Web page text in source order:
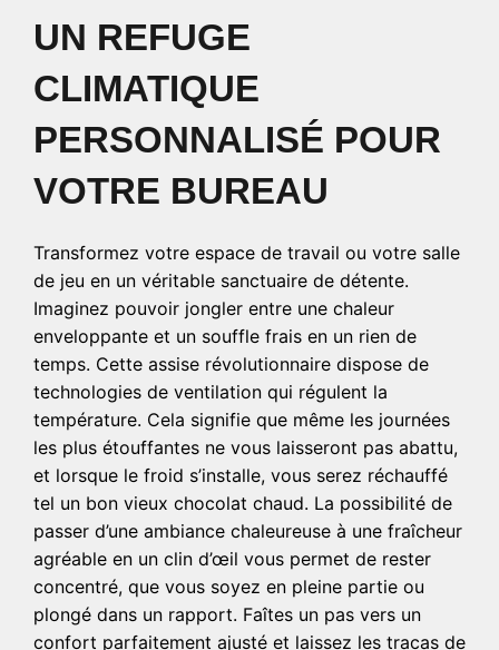
UN REFUGE
CLIMATIQUE
PERSONNALISÉ POUR
VOTRE BUREAU
Transformez votre espace de travail ou votre salle
de jeu en un véritable sanctuaire de détente.
Imaginez pouvoir jongler entre une chaleur
enveloppante et un souffle frais en un rien de
temps. Cette assise révolutionnaire dispose de
technologies de ventilation qui régulent la
température. Cela signifie que même les journées
les plus étouffantes ne vous laisseront pas abattu,
et lorsque le froid s’installe, vous serez réchauffé
tel un bon vieux chocolat chaud. La possibilité de
passer d’une ambiance chaleureuse à une fraîcheur
agréable en un clin d’œil vous permet de rester
concentré, que vous soyez en pleine partie ou
plongé dans un rapport. Faîtes un pas vers un
confort parfaitement ajusté et laissez les tracas de